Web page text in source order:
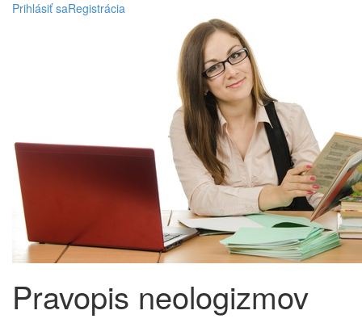
Prihlásiť saRegistrácia
Pravopis neologizmov